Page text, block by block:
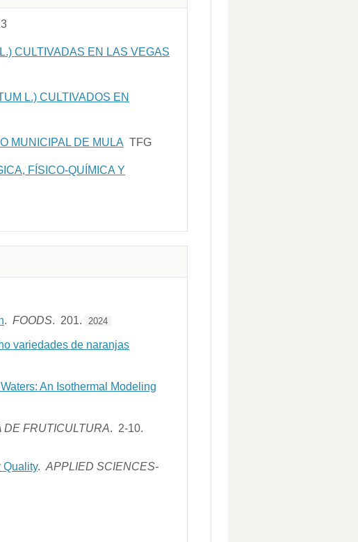
CULTIVADAS EN LAS VEGAS
L.) CULTIVADOS EN
MUNICIPAL DE MULA TFG
FÍSICO-QUÍMICA Y
. FOODS. 201. 2024
variedades de naranjas
An Isothermal Modeling
DE FRUTICULTURA. 2-10.
Quality. APPLIED SCIENCES-